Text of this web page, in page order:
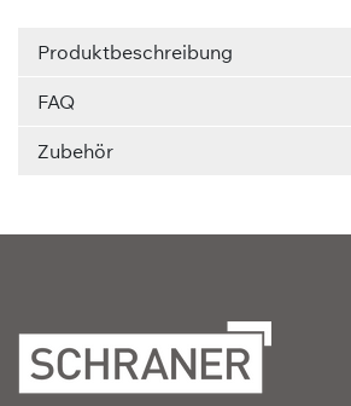
Produktbeschreibung
FAQ
Zubehör